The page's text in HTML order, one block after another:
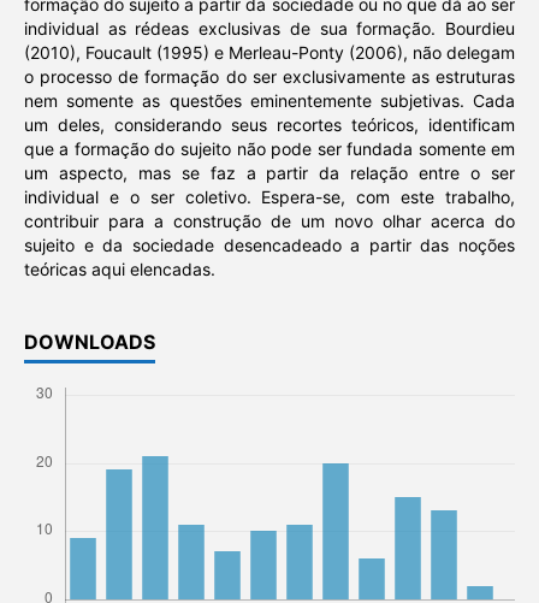
individual as rédeas exclusivas de sua formação. Bourdieu
(2010), Foucault (1995) e Merleau-Ponty (2006), não delegam
o processo de formação do ser exclusivamente as estruturas
nem somente as questões eminentemente subjetivas. Cada
um deles, considerando seus recortes teóricos, identificam
que a formação do sujeito não pode ser fundada somente em
um aspecto, mas se faz a partir da relação entre o ser
individual e o ser coletivo. Espera-se, com este trabalho,
contribuir para a construção de um novo olhar acerca do
sujeito e da sociedade desencadeado a partir das noções
teóricas aqui elencadas.
DOWNLOADS